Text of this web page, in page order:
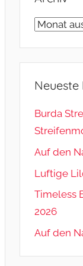
Archiv
Burda
Auf den
Luftige
Timeless
2026
Auf den